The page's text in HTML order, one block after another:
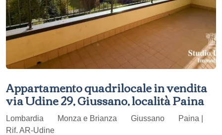
Appartamento quadrilocale in vendita
via Udine 29, Giussano, località Paina
Lombardia Monza e Brianza Giussano
Paina |
Rif. AR-Udine